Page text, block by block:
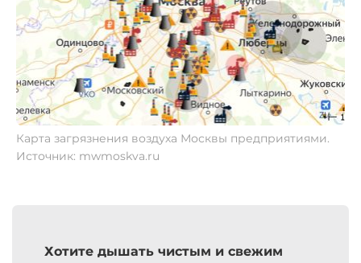
Карта загрязнения воздуха Москвы предприятиями.
Источник: mwmoskva.ru
Хотите дышать чистым и свежим